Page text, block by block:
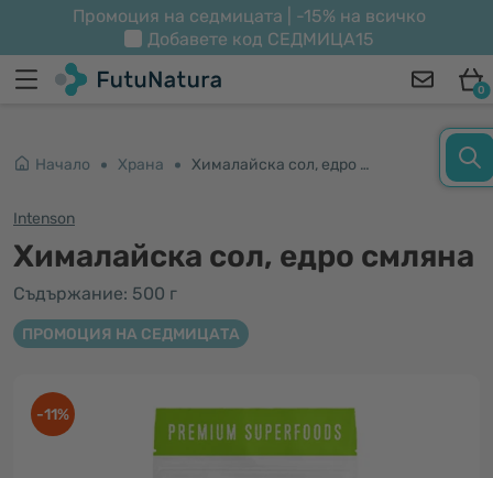
Промоция на седмицата | -15% на всичко
Добавете код СЕДМИЦА15
0
Начало Храна Хималайска сол, едро смляна
Intenson
Хималайска сол, едро смляна
Съдържание: 500 г
ПРОМОЦИЯ НА СЕДМИЦАТА
-11%